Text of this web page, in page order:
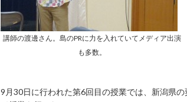
講師の渡邊さん。島のPRに力を入れていてメディア出演
も多数。
9月30日に行われた第6回目の授業では、新潟県